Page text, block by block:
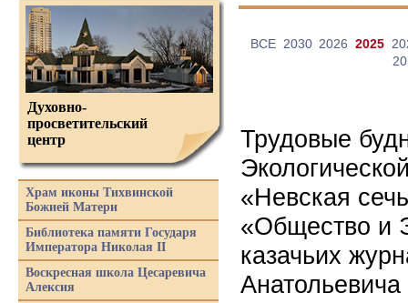
ВCE 2030 2026 2025
Трудовые
«Невская
«Общество и
казачьих
Анатольевича
Духовно-
просветительский
центр
Храм иконы Тихвинской
Божией Матери
Библиотека памяти Государя
Императора Николая II
Воскресная школа Цесаревича
Алексия